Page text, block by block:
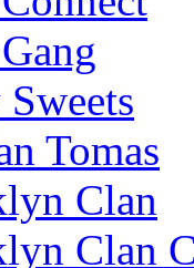
Tomas
Clan
Clan